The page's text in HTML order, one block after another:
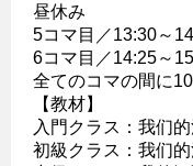
昼休み
5コマ目／13:30～
6コマ目／14:25～
全てのコマの間に
【教材】
入門クラス：我们
初級クラス：我们